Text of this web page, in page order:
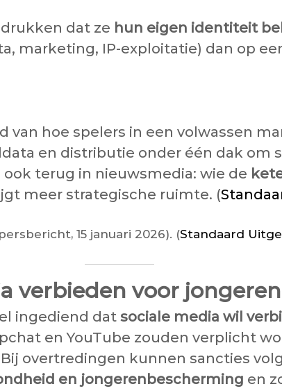
dat ze hun eigen identiteit
marketing, IP-exploitatie) dan op
hoe spelers in een volwassen
en distributie onder één dak
terug in nieuwsmedia: wie de
meer strategische ruimte. (
15 januari 2026). (Standaard
verbieden voor
ingediend dat sociale media wil
en YouTube zouden verplicht
overtredingen kunnen sancties
en jongerenbescherming en